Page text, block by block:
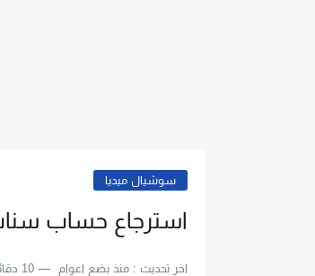
سوشيال ميديا
استرجاع حساب
اخر تحديث : منذ بضع اعوام 10 دقائق للقراءة